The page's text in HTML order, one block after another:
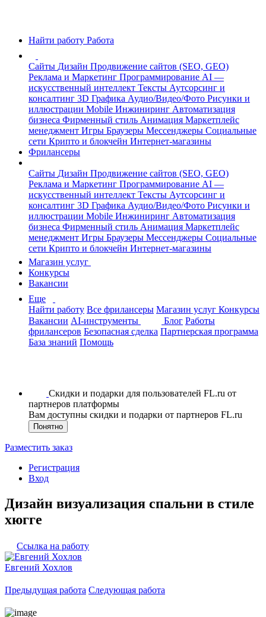
Найти работу Работа
Сайты Дизайн Продвижение сайтов (SEO, GEO)
Реклама и Маркетинг Программирование AI —
искусственный интеллект Тексты Аутсорсинг и
консалтинг 3D Графика Аудио/Видео/Фото Рисунки и
иллюстрации Mobile Инжиниринг Автоматизация
бизнеса Фирменный стиль Анимация Маркетплейс
менеджмент Игры Браузеры Мессенджеры Социальные
сети Крипто и блокчейн Интернет-магазины
Фрилансеры
Сайты Дизайн Продвижение сайтов (SEO, GEO)
Реклама и Маркетинг Программирование AI —
искусственный интеллект Тексты Аутсорсинг и
консалтинг 3D Графика Аудио/Видео/Фото Рисунки и
иллюстрации Mobile Инжиниринг Автоматизация
бизнеса Фирменный стиль Анимация Маркетплейс
менеджмент Игры Браузеры Мессенджеры Социальные
сети Крипто и блокчейн Интернет-магазины
Магазин услуг
Конкурсы
Вакансии
Еще
Найти работу Все фрилансеры Магазин услуг Конкурсы
Вакансии AI-инструменты Блог Работы
фрилансеров Безопасная сделка Партнерская программа
База знаний Помощь
Скидки и подарки для пользователей FL.ru от
партнеров платформы
Вам доступны скидки и подарки от партнеров FL.ru
Понятно
Разместить заказ
Регистрация
Вход
Дизайн визуализация спальни в стиле
хюгге
Ссылка на работу
Евгений Хохлов
Предыдущая работа Следующая работа